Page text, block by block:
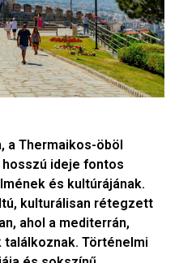
a Thermaikos-öböl
ideje fontos
és kultúrájának.
kulturálisan rétegzett
ahol a mediterrán,
Történelmi